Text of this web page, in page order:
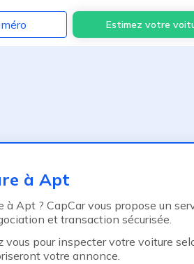
Estimez votre
à Apt
à Apt ? CapCar vous propose un
et transaction sécurisée.
vous pour inspecter votre voiture
votre annonce.